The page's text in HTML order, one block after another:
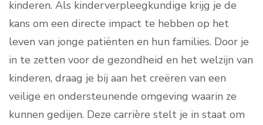
kinderen. Als kinderverpleegkundige krijg je de
kans om een directe impact te hebben op het
leven van jonge patiënten en hun families. Door je
in te zetten voor de gezondheid en het welzijn van
kinderen, draag je bij aan het creëren van een
veilige en ondersteunende omgeving waarin ze
kunnen gedijen. Deze carrière stelt je in staat om